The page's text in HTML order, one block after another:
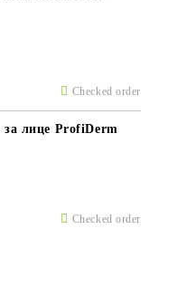
Checked order
Checked order
лице ProfiDerm